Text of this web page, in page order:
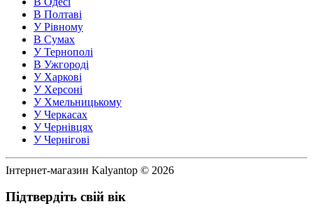
В Полтаві
У Рівному
В Сумах
У Тернополі
В Ужгороді
У Харкові
У Херсоні
У Хмельницькому
У Черкасах
У Чернівцях
У Чернігові
Інтернет-магазин Kalyantop © 2026
Підтвердіть свій вік